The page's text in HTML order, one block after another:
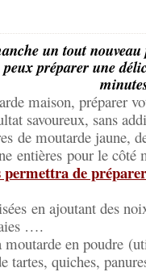
un tout
préparer une
maison, préparer
savoureux, sans
de moutarde jaune,
entières pour le côté
permettra de
en ajoutant des
….
en poudre
tartes, quiches,